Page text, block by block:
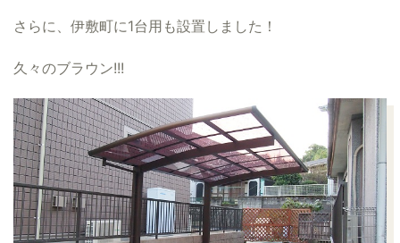
さらに、伊敷町に1台用も設置しました！
久々のブラウン!!!